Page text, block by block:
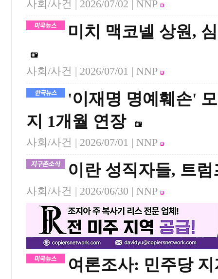
사회/사건 | 2026/07/02 | NNP
미치 맥코넬 상원,
사회/사건 | 2026/07/01 | NNP
'이재명 명예훼손'
지 1개월 연장
사회/사건 | 2026/07/01 | NNP
이란 성직자들, 트
사회/사건 | 2026/06/30 | NNP
여론조사: 민주당